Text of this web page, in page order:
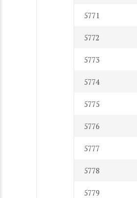
5771
5772
5773
5774
5775
5776
5777
5778
5779